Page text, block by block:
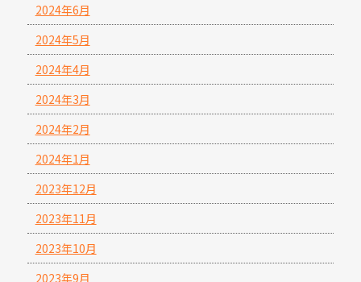
2024年6月
2024年5月
2024年4月
2024年3月
2024年2月
2024年1月
2023年12月
2023年11月
2023年10月
2023年9月